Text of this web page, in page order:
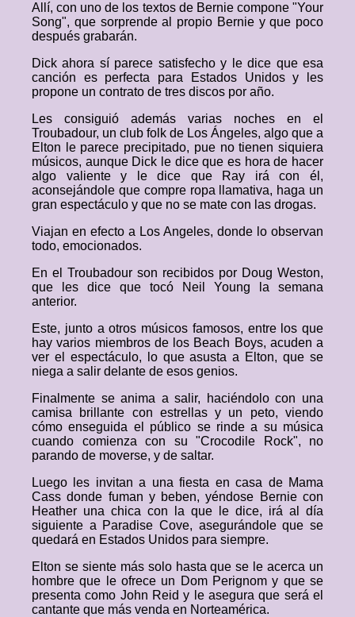
Allí, con uno de los textos de Bernie compone "Your
Song", que sorprende al propio Bernie y que poco
después grabarán.
Dick ahora sí parece satisfecho y le dice que esa
canción es perfecta para Estados Unidos y les
propone un contrato de tres discos por año.
Les consiguió además varias noches en el
Troubadour, un club folk de Los Ángeles, algo que a
Elton le parece precipitado, pue no tienen siquiera
músicos, aunque Dick le dice que es hora de hacer
algo valiente y le dice que Ray irá con él,
aconsejándole que compre ropa llamativa, haga un
gran espectáculo y que no se mate con las drogas.
Viajan en efecto a Los Angeles, donde lo observan
todo, emocionados.
En el Troubadour son recibidos por Doug Weston,
que les dice que tocó Neil Young la semana
anterior.
Este, junto a otros músicos famosos, entre los que
hay varios miembros de los Beach Boys, acuden a
ver el espectáculo, lo que asusta a Elton, que se
niega a salir delante de esos genios.
Finalmente se anima a salir, haciéndolo con una
camisa brillante con estrellas y un peto, viendo
cómo enseguida el público se rinde a su música
cuando comienza con su "Crocodile Rock", no
parando de moverse, y de saltar.
Luego les invitan a una fiesta en casa de Mama
Cass donde fuman y beben, yéndose Bernie con
Heather una chica con la que le dice, irá al día
siguiente a Paradise Cove, asegurándole que se
quedará en Estados Unidos para siempre.
Elton se siente más solo hasta que se le acerca un
hombre que le ofrece un Dom Perignom y que se
presenta como John Reid y le asegura que será el
cantante que más venda en Norteamérica.